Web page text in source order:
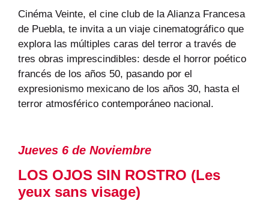
Cinéma Veinte, el cine club de la Alianza Francesa
de Puebla, te invita a un viaje cinematográfico que
explora las múltiples caras del terror a través de
tres obras imprescindibles: desde el horror poético
francés de los años 50, pasando por el
expresionismo mexicano de los años 30, hasta el
terror atmosférico contemporáneo nacional.
Jueves 6 de Noviembre
LOS OJOS SIN ROSTRO (Les
yeux sans visage)